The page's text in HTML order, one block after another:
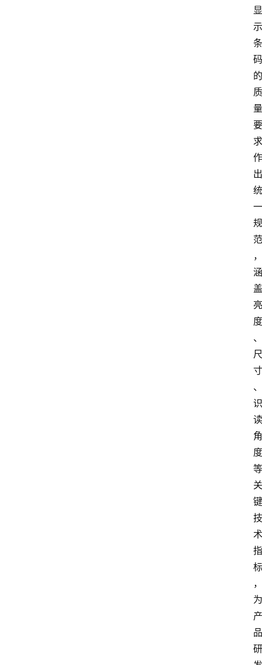
显
示
条
码
的
质
量
要
求
作
出
统
一
规
范
，
涵
盖
亮
度
、
尺
寸
、
识
读
角
度
等
关
键
技
术
指
标
，
为
产
品
研